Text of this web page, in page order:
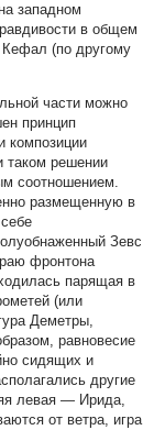
западном
в общем
Кефал (по другому
части можно
принцип
композиции
таком решении
соотношением.
размещенную в
Зевс
фронтона
парящая в
(или
Деметры,
равновесие
сидящих и
другие
левая — Ирида,
от ветра, игра